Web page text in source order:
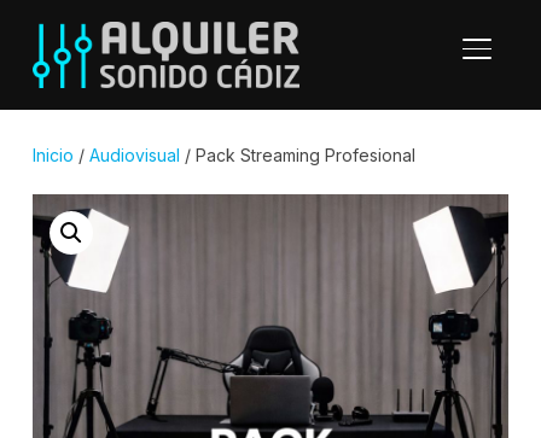
Inicio / Audiovisual / Pack Streaming Profesional